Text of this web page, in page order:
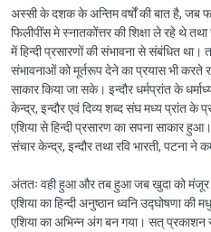
अस्सी के दशक के अन्तिम वर्षों की बात है, जब
फिलीपींस मे स्नातकोंत्तर की शिक्षा ले रहे थे
में हिन्दी प्रसारणों की संभावना से संबंधित
संभावनाओं को मूर्तरूप देने का प्रयास भी करते
साकार किया जा सके। इन्दौर धर्मप्रांत के
केन्द्र, इन्दौर एवं दिव्य शब्द संघ मध्य प्रांत के
एशिया से हिन्दी प्रसारण का सपना साकार
संचार केन्द्र, इन्दौर तथा रवि भारती, पटना ने
अंततः वही हुआ और तब हुआ जब खुदा को मंजूर
एशिया का हिन्दी अनुष्ठान ध्वनि उद्घोषणा की
एशिया का अभिन्न अंग बन गया। सत् प्रकाशन